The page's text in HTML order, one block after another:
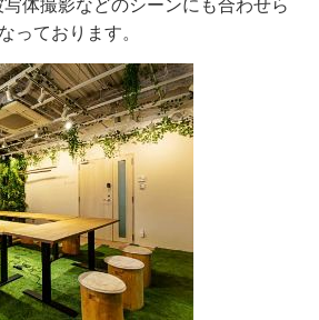
体撮影などのシーンにも合わせら
っております。